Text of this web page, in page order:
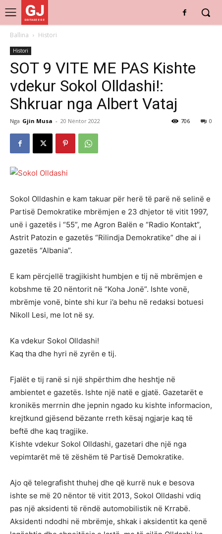
GJ
DRITARE E RE
Ballina Histori
Histori
SOT 9 VITE ME PAS Kishte
vdekur Sokol Olldashi!:
Shkruar nga Albert Vataj
Nga Gjin Musa - 20 Nëntor 2022 0
706
Sokol Olldashin e kam takuar për herë të parë në selinë e
Partisë Demokratike mbrëmjen e 23 dhjetor të vitit 1997,
unë i gazetës i “55”, me Agron Balën e “Radio Kontakt”,
Astrit Patozin e gazetës “Rilindja Demokratike” dhe ai i
gazetës “Albania”.
E kam përcjellë tragjikisht humbjen e tij në mbrëmjen e
kobshme të 20 nëntorit në “Koha Jonë”. Ishte vonë,
mbrëmje vonë, binte shi kur i’a behu në redaksi botuesi
Nikoll Lesi, me lot në sy.
Ka vdekur Sokol Olldashi!
Kaq tha dhe hyri në zyrën e tij.
Fjalët e tij ranë si një shpërthim dhe heshtje në
ambientet e gazetës. Ishte një natë e gjatë. Gazetarët e
kronikës merrnin dhe jepnin ngado ku kishte informacion,
krejtkund gjësend bëzante rreth kësaj ngjarje kaq të
beftë dhe kaq tragjike.
Kishte vdekur Sokol Olldashi, gazetari dhe një nga
vepimtarët më të zëshëm të Partisë Demokratike.
Ajo që telegrafisht thuhej dhe që kurrë nuk e besova
ishte se më 20 nëntor të vitit 2013, Sokol Olldashi vdiq
pas një aksidenti të rëndë automobilistik në Krrabë.
Aksidenti ndodhi në mbrëmje, shkak i aksidentit ka qenë